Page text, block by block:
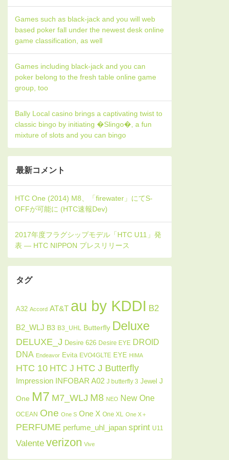
Games such as black-jack and you will web
based poker fall under the newest desk online
game classification, as well
Games including black-jack and you can
poker belong to the fresh table online game
group, too
Bally Local casino brings a captivating twist to
classic bingo by initiating �Slingo�, a fun
mixture of slots and you can bingo
最新コメント
タグ
A32 Accord AT&T au by KDDI B2
B2_WLJ B3 B3_UHL Butterfly Deluxe
DELUXE_J Desire 626 Desire EYE DROID
DNA Endeavor Evita EVO4GLTE EYE HIMA
HTC 10 HTC J HTC J Butterfly
Impression INFOBAR A02 J butterfly 3 Jewel J
One M7 M7_WLJ M8 NEO New One
OCEAN One One S One X One XL One X＋
PERFUME perfume_uhl_japan sprint U11
Valente verizon Vive